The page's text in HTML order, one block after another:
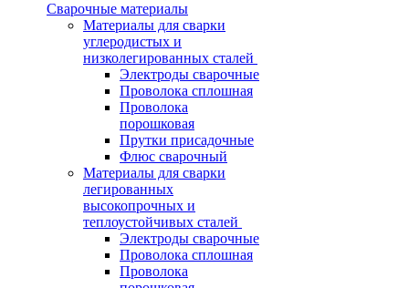
Сварочные материалы
Материалы для сварки
углеродистых и
низколегированных сталей
Электроды сварочные
Проволока сплошная
Проволока
порошковая
Прутки присадочные
Флюс сварочный
Материалы для сварки
легированных
высокопрочных и
теплоустойчивых сталей
Электроды сварочные
Проволока сплошная
Проволока